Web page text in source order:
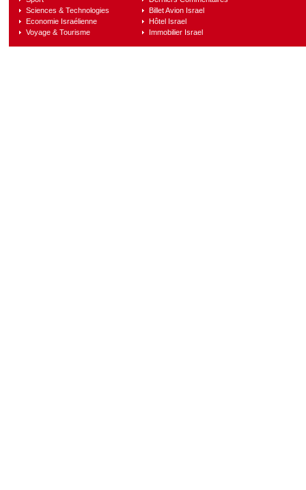
Sciences & Technologies
Economie Israélienne
Voyage & Tourisme
Billet Avion Israel
Hôtel Israel
Immobilier Israel